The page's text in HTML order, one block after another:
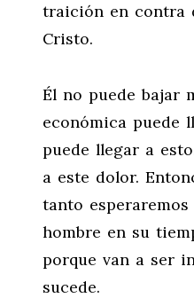
traición en contra
Cristo.
Él no puede bajar
económica puede
puede llegar a
a este dolor.
tanto
hombre en su
porque van a ser
sucede.